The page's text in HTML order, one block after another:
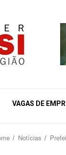
VAGAS DE
Notícias